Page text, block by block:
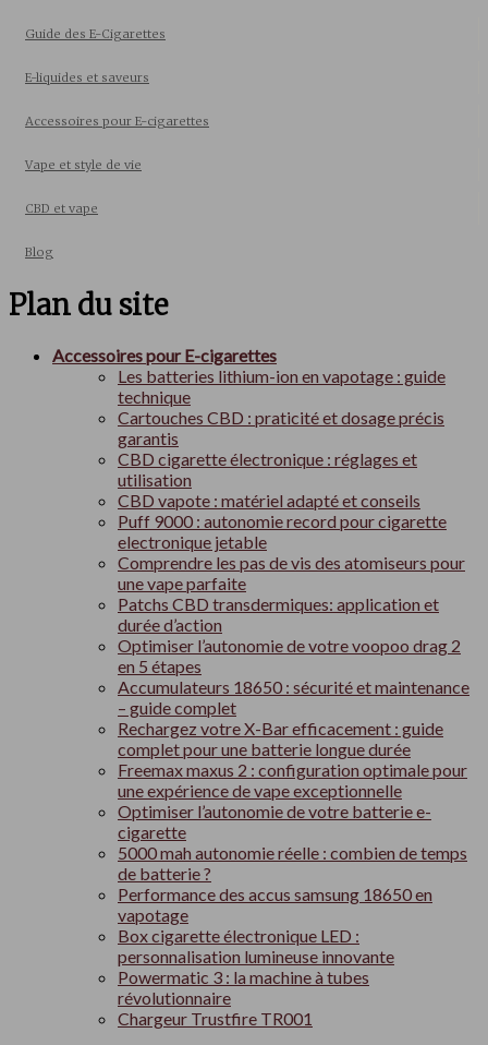
Guide des E-Cigarettes
E-liquides et saveurs
Accessoires pour E-cigarettes
Vape et style de vie
CBD et vape
Blog
Plan du site
Accessoires pour E-cigarettes
Les batteries lithium-ion en vapotage : guide
technique
Cartouches CBD : praticité et dosage précis
garantis
CBD cigarette électronique : réglages et
utilisation
CBD vapote : matériel adapté et conseils
Puff 9000 : autonomie record pour cigarette
electronique jetable
Comprendre les pas de vis des atomiseurs pour
une vape parfaite
Patchs CBD transdermiques: application et
durée d’action
Optimiser l’autonomie de votre voopoo drag 2
en 5 étapes
Accumulateurs 18650 : sécurité et maintenance
– guide complet
Rechargez votre X-Bar efficacement : guide
complet pour une batterie longue durée
Freemax maxus 2 : configuration optimale pour
une expérience de vape exceptionnelle
Optimiser l’autonomie de votre batterie e-
cigarette
5000 mah autonomie réelle : combien de temps
de batterie ?
Performance des accus samsung 18650 en
vapotage
Box cigarette électronique LED :
personnalisation lumineuse innovante
Powermatic 3 : la machine à tubes
révolutionnaire
Chargeur Trustfire TR001